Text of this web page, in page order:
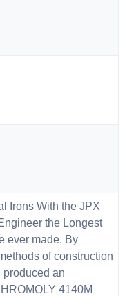
Irons With the JPX
the Longest
ever made. By
of construction
an
4140M